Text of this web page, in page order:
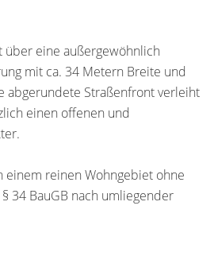
über eine außergewöhnlich
mit ca. 34 Metern Breite und
abgerundete Straßenfront verleiht
einen offenen und
einem reinen Wohngebiet ohne
34 BauGB nach umliegender